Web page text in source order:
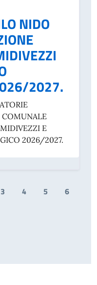
NIDO
2027.
COMUNALE
E
2026/2027.
3 4 5 6